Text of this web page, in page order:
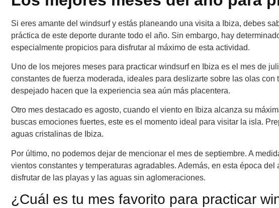
Si eres amante del windsurf y estás planeando una visita a Ibiza, debes
práctica de este deporte durante todo el año. Sin embargo, hay
especialmente propicios para disfrutar al máximo de esta actividad.
Uno de los mejores meses para practicar windsurf en Ibiza es el mes de
constantes de fuerza moderada, ideales para deslizarte sobre las olas
despejado hacen que la experiencia sea aún más placentera.
Otro mes destacado es agosto, cuando el viento en Ibiza alcanza su
buscas emociones fuertes, este es el momento ideal para visitar la isla.
aguas cristalinas de Ibiza.
Por último, no podemos dejar de mencionar el mes de septiembre. A
vientos constantes y temperaturas agradables. Además, en esta época
disfrutar de las playas y las aguas sin aglomeraciones.
¿Cuál es tu mes favorito para practicar